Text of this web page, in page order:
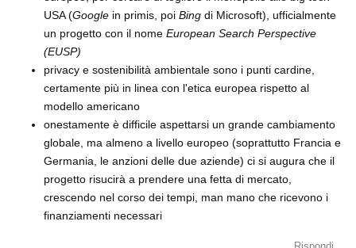
USA (Google in primis, poi Bing di Microsoft), ufficialmente
un progetto con il nome European Search Perspective
(EUSP)
privacy e sostenibilità ambientale sono i punti cardine,
certamente più in linea con l'etica europea rispetto al
modello americano
onestamente è difficile aspettarsi un grande cambiamento
globale, ma almeno a livello europeo (soprattutto Francia e
Germania, le anzioni delle due aziende) ci si augura che il
progetto risucirà a prendere una fetta di mercato,
crescendo nel corso dei tempi, man mano che ricevono i
finanziamenti necessari